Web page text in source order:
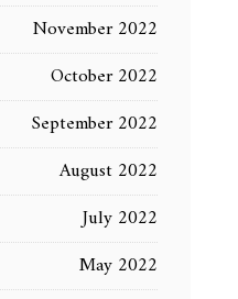
November 2022
October 2022
September 2022
August 2022
July 2022
May 2022